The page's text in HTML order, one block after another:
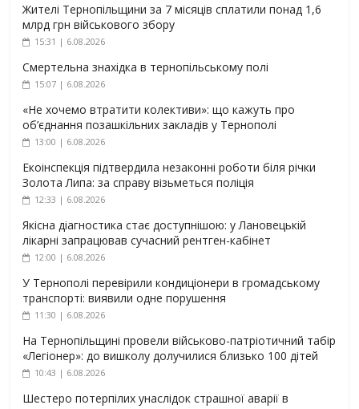
Жителі Тернопільщини за 7 місяців сплатили понад 1,6
млрд грн військового збору
15:31 | 6.08.2026
Смертельна знахідка в тернопільському полі
15:07 | 6.08.2026
«Не хочемо втратити колективи»: що кажуть про
об’єднання позашкільних закладів у Тернополі
13:00 | 6.08.2026
Екоінспекція підтвердила незаконні роботи біля річки
Золота Липа: за справу візьметься поліція
12:33 | 6.08.2026
Якісна діагностика стає доступнішою: у Лановецькій
лікарні запрацював сучасний рентген-кабінет
12:00 | 6.08.2026
У Тернополі перевірили кондиціонери в громадському
транспорті: виявили одне порушення
11:30 | 6.08.2026
На Тернопільщині провели військово-патріотичний табір
«Легіонер»: до вишколу долучилися близько 100 дітей
10:43 | 6.08.2026
Шестеро потерпілих унаслідок страшної аварії в